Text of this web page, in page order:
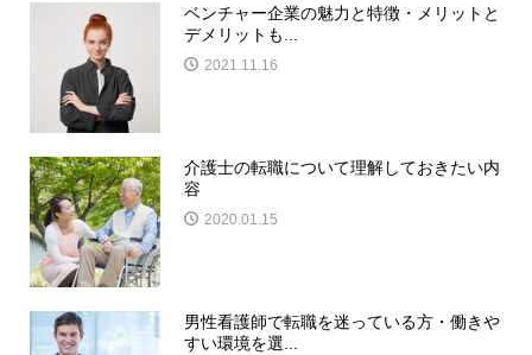
ベンチャー企業の魅力と特徴・メリットと
デメリットも...
2021.11.16
介護士の転職について理解しておきたい内
容
2020.01.15
男性看護師で転職を迷っている方・働きや
すい環境を選...